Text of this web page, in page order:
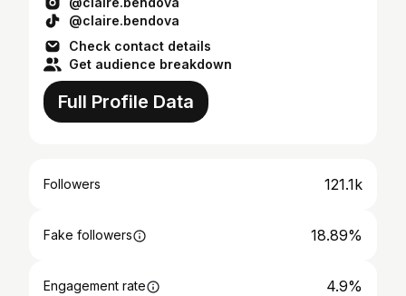
@claire.bendova
Check contact details
Get audience breakdown
Full Profile Data
Followers 121.1k
Fake followers 18.89%
Engagement rate 4.9%